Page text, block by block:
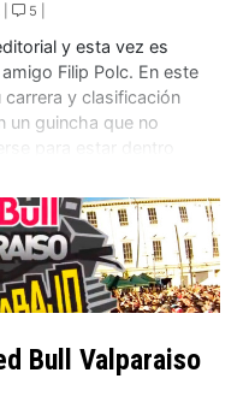
5 |
y esta vez es
Filip Polc. En este
y clasificación
un guincha que no
para estar dentro
Bull Valparaiso